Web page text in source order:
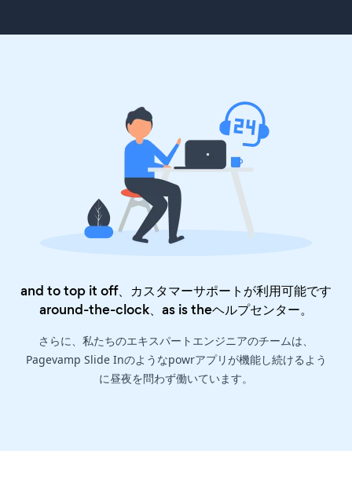
and to top it off、カスタマーサポートが利用可能です
around-the-clock、as is theヘルプセンター。
さらに、私たちのエキスパートエンジニアのチームは、
Pagevamp Slide Inのようなpowrアプリが機能し続けるよう
に昼夜を問わず働いています。